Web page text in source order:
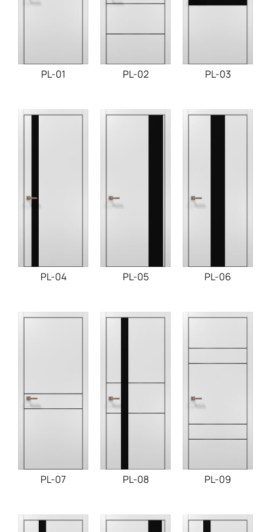
PL-01 PL-02 PL-03
PL-04 PL-05 PL-06
PL-07 PL-08 PL-09